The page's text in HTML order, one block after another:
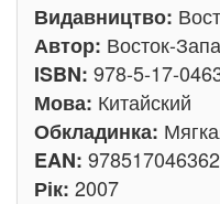
Видавництво:
Автор: Восток-
ISBN: 978-5-17-
Мова: Китайский
Обкладинка:
EAN:
Рік: 2007